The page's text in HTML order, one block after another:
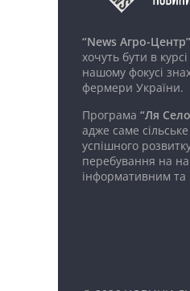
“News Агро-Центр”
хочуть бути в
нашому фокусі
фермери України.
Програма “Ля
адже саме
успішного
перебування на
інформативним та